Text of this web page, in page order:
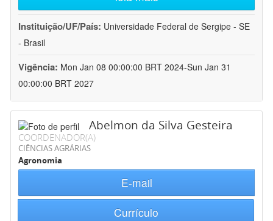
Instituição/UF/País: Universidade Federal de Sergipe - SE
- Brasil
Vigência: Mon Jan 08 00:00:00 BRT 2024-Sun Jan 31
00:00:00 BRT 2027
Abelmon da Silva Gesteira
COORDENADOR(A)
CIÊNCIAS AGRÁRIAS
Agronomia
E-mail
Currículo